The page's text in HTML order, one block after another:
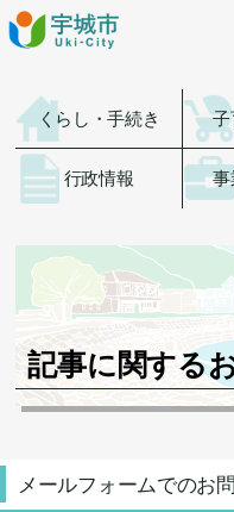
くらし・手続き
行政情報
記事に関する
メールフォームでのお